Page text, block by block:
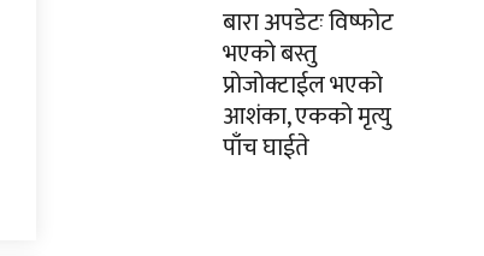
बारा अपडेटः विष्फोट
भएको बस्तु
प्रोजोक्टाईल भएको
आशंका, एकको मृत्यु
पाँच घाईते